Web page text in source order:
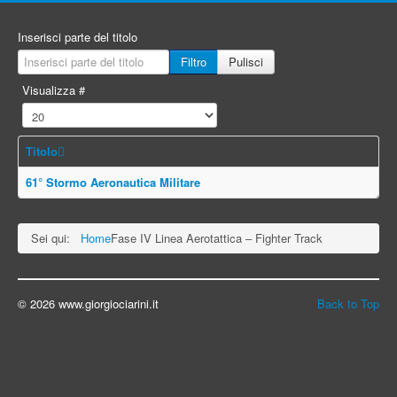
Inserisci parte del titolo
Filtro
Pulisci
Visualizza #
Titolo
61° Stormo Aeronautica Militare
Sei qui: HomeFase IV Linea Aerotattica – Fighter Track
Back to Top
© 2026 www.giorgiociarini.it